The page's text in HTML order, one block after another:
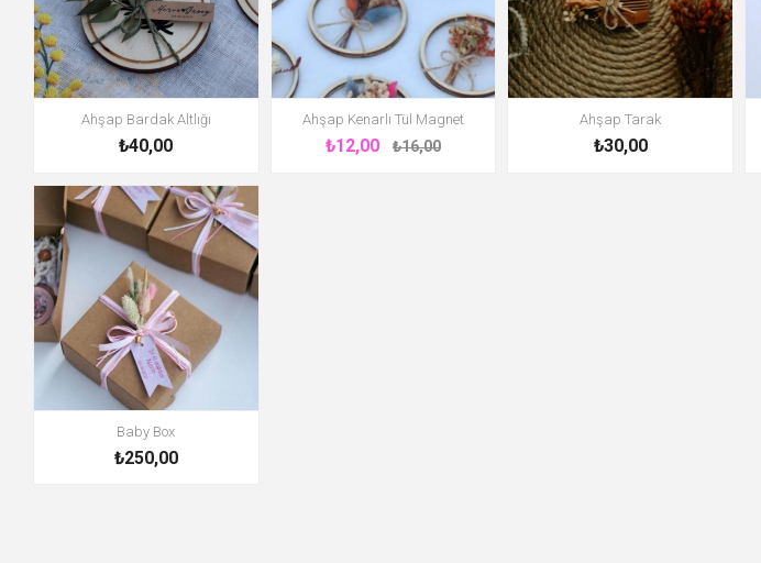
Ahşap Bardak Altlığı
₺40,00
Ahşap Kenarlı Tül Magnet
₺12,00 ₺16,00
Ahşap Tarak
₺30,00
Baby Box
₺250,00